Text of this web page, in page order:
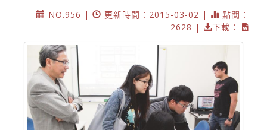
NO.956 |
更新時間：2015-03-02 |
點閱：
2628 |
下載：